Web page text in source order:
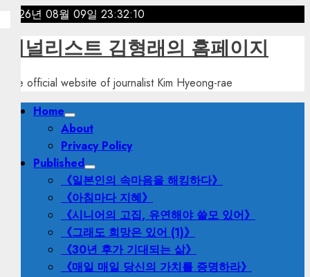
Skip
content
2026년 08월 09일 23:32:13
저널리스트 김형래의 홈페이지
The official website of journalist Kim Hyeong-rae
PrimaryHome
About
Privacy Policy
Published
《일본인의 속마음을 해킹하다》
《아침마다 지혜》
《시니어의 고집, 유연해야 쓸모 있어》
《그래도 희망은 있어 (1)》
《30년 후가 기대되는 삶》
《매일 매일 당신의 가치를 증명하라》